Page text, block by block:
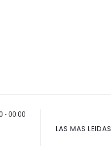
- 00:00
LAS MAS LEIDAS